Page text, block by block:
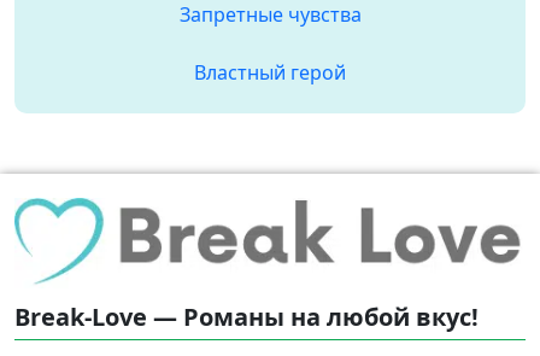
Запретные чувства
Властный герой
Break-Love — Романы на любой вкус!